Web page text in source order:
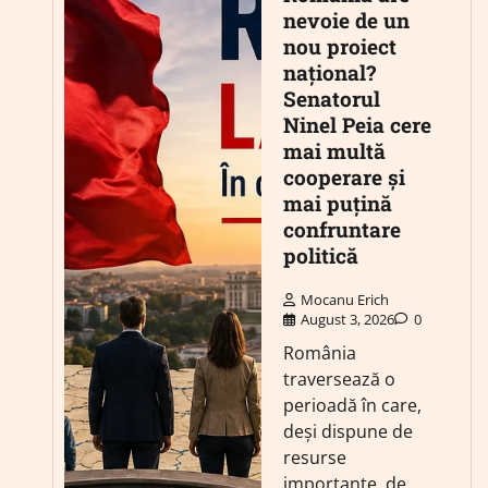
nevoie de un
nou proiect
național?
Senatorul
Ninel Peia cere
mai multă
cooperare și
mai puțină
confruntare
politică
Mocanu Erich
August 3, 2026
0
România
traversează o
perioadă în care,
deși dispune de
resurse